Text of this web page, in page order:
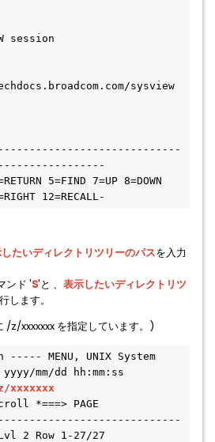
END
session
sysview
5=FIND 7=UP 8=DOWN
12=RECALL-
たいディレクトリツリーのパスを入力
ンド 'S'と 、 表示したいディレクトリツ
します。
z/xxxxxxx を指定しています。)
mm/dd hh:mm:ss
xxxxxxx
PAGE
Row 1-27/27